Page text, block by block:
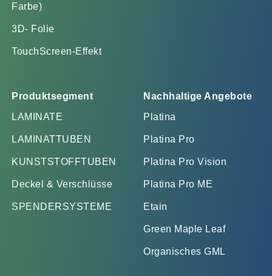
Farbe)
3D- Folie
TouchScreen-Effekt
Produktsegment
LAMINATE
LAMINATTUBEN
KUNSTSTOFFTUBEN
Deckel & Verschlüsse
SPENDERSYSTEME
Nachhaltige Angebote
Platina
Platina Pro
Platina Pro Vision
Platina Pro ME
Etain
Green Maple Leaf
Organisches GML